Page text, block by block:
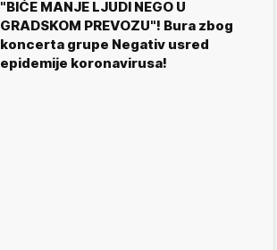
"BIĆE MANJE LJUDI NEGO U
GRADSKOM PREVOZU"! Bura zbog
koncerta grupe Negativ usred
epidemije koronavirusa!